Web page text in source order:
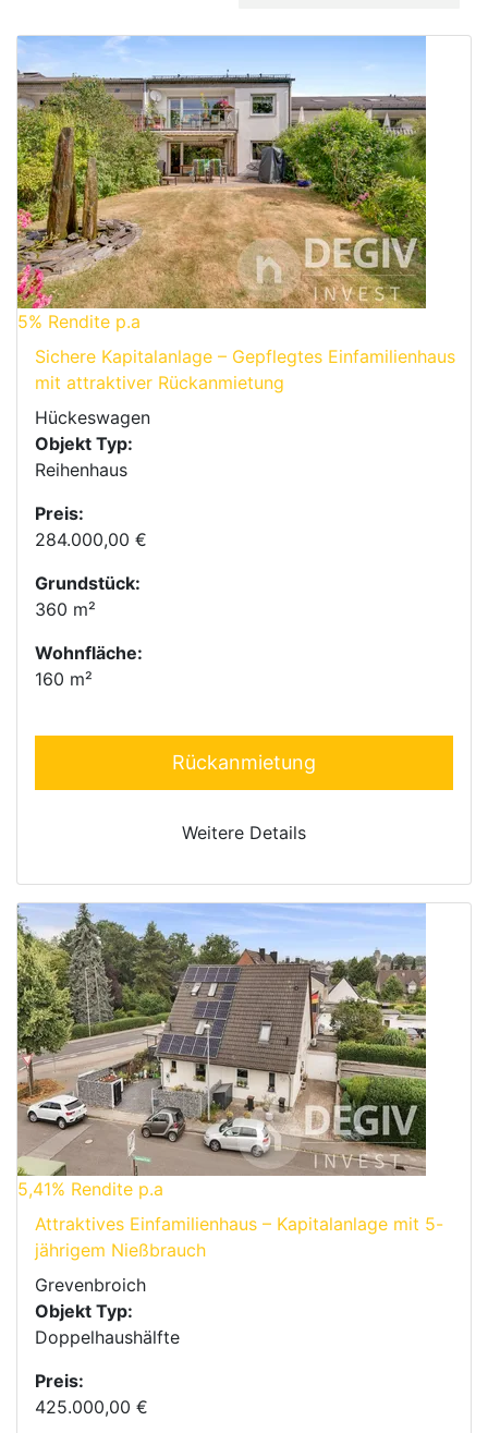
5% Rendite p.a
Sichere Kapitalanlage – Gepflegtes Einfamilienhaus
mit attraktiver Rückanmietung
Hückeswagen
Objekt Typ:
Reihenhaus
Preis:
284.000,00 €
Grundstück:
360 m²
Wohnfläche:
160 m²
Rückanmietung
Weitere Details
5,41% Rendite p.a
Attraktives Einfamilienhaus – Kapitalanlage mit 5-
jährigem Nießbrauch
Grevenbroich
Objekt Typ:
Doppelhaushälfte
Preis:
425.000,00 €